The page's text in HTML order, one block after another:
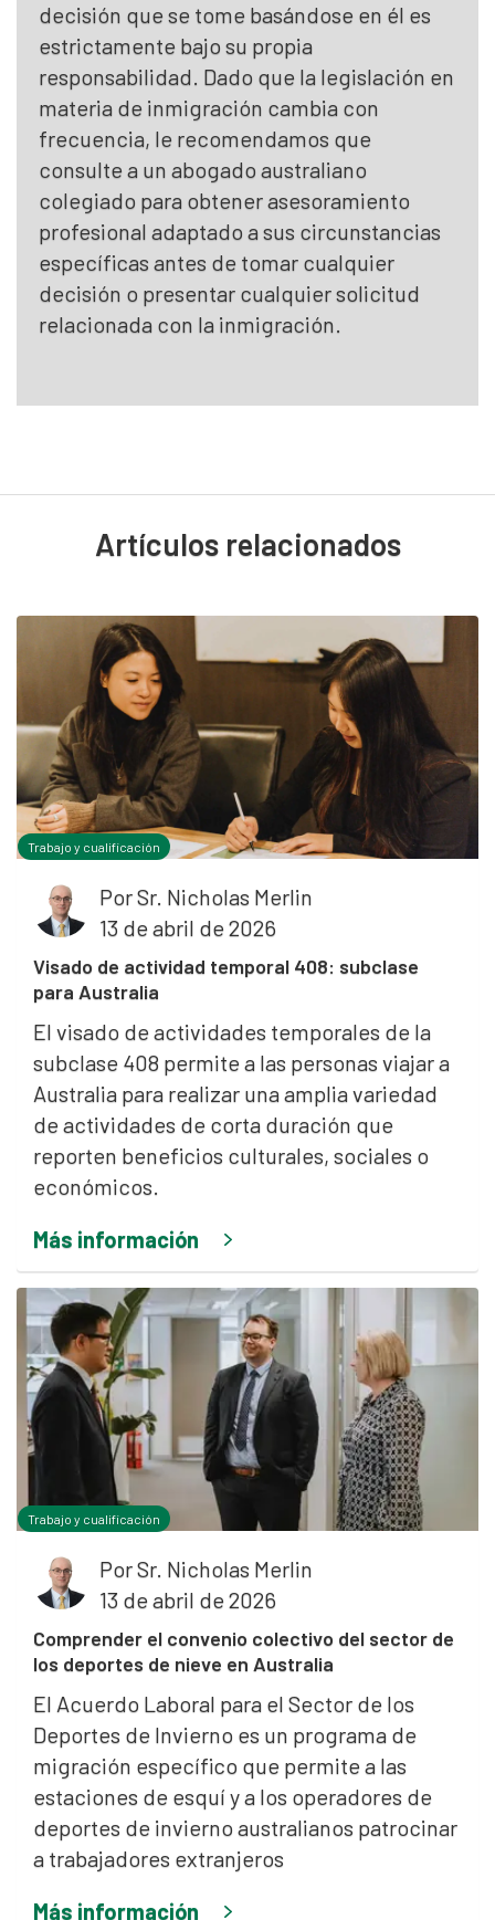
decisión que se tome basándose en él es
estrictamente bajo su propia
responsabilidad. Dado que la legislación en
materia de inmigración cambia con
frecuencia, le recomendamos que
consulte a un abogado australiano
colegiado para obtener asesoramiento
profesional adaptado a sus circunstancias
específicas antes de tomar cualquier
decisión o presentar cualquier solicitud
relacionada con la inmigración.
Artículos relacionados
Trabajo y cualificación
PorSr. Nicholas Merlin
13 de abril de 2026
Visado de actividad temporal 408: subclase
para Australia
El visado de actividades temporales de la
subclase 408 permite a las personas viajar a
Australia para realizar una amplia variedad
de actividades de corta duración que
reporten beneficios culturales, sociales o
económicos.
Más información
Trabajo y cualificación
PorSr. Nicholas Merlin
13 de abril de 2026
Comprender el convenio colectivo del sector de
los deportes de nieve en Australia
El Acuerdo Laboral para el Sector de los
Deportes de Invierno es un programa de
migración específico que permite a las
estaciones de esquí y a los operadores de
deportes de invierno australianos patrocinar
a trabajadores extranjeros
Más información